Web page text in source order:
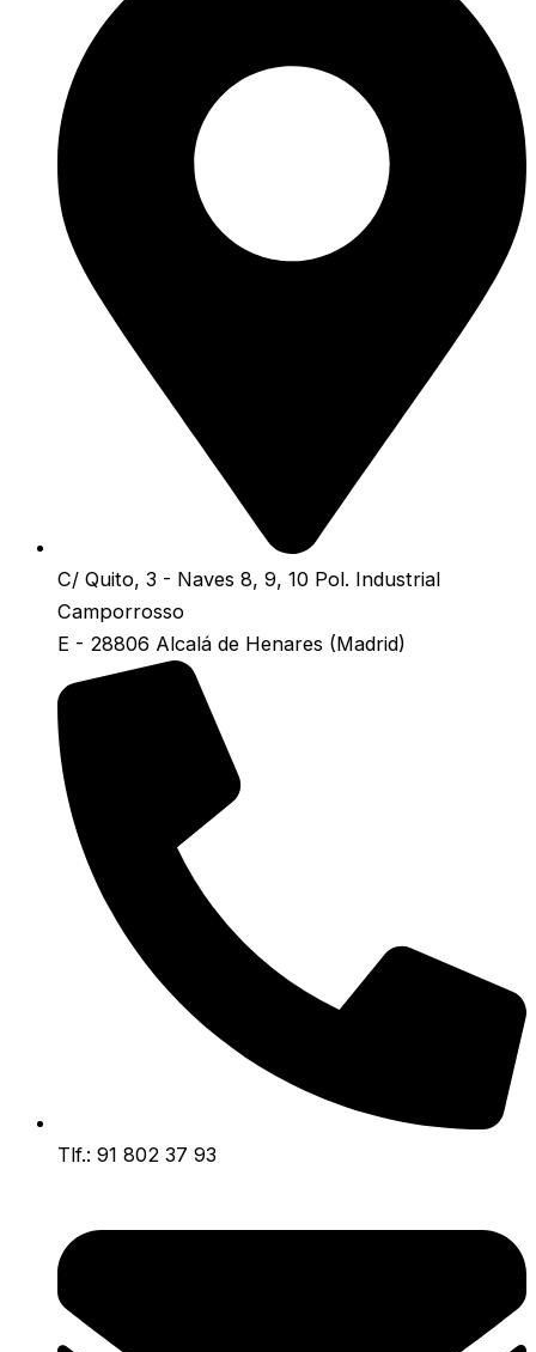
C/ Quito, 3 - Naves 8, 9, 10 Pol. Industrial
Camporrosso
E - 28806 Alcalá de Henares (Madrid)
Tlf.: 91 802 37 93